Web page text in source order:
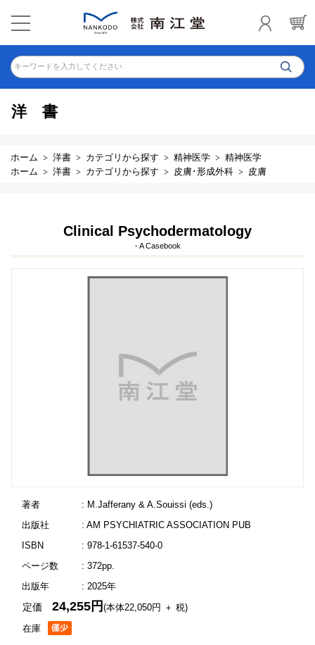
キーワードを入力してください
洋書
ホーム 洋書 カテゴリから探す 精神医学
精神医学
ホーム
洋書 カテゴリから探す 皮膚･形成外科 皮膚
Clinical Psychodermatology
- A Casebook
著者
: M.Jafferany & A.Souissi (eds.)
出版社
: AM PSYCHIATRIC ASSOCIATION PUB
ISBN
: 978-1-61537-540-0
ページ数
: 372pp.
出版年
: 2025年
在庫
定価24,255円(本体22,050円 ＋ 税)